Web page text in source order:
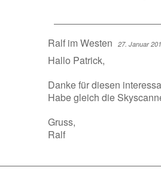
Ralf im Westen 27. Januar
Hallo Patrick,
Danke für diesen
Habe gleich die
Gruss,
Ralf